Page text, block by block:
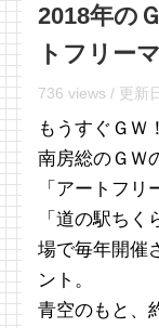
2018年の
トフリー
736 views / 更新
もうすぐＧＷ！
南房総のＧＷ
「アートフリ
「道の駅ち
場で毎年開催
ント。
青空のもと、